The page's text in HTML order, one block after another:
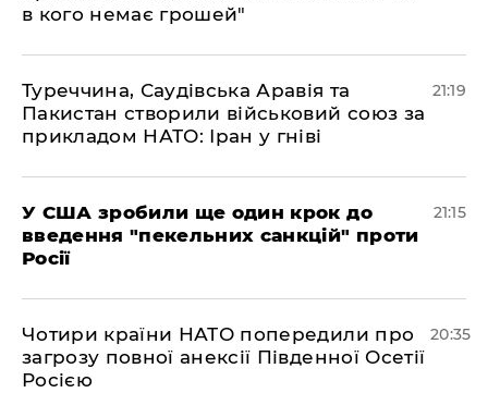
в кого немає грошей"
​Туреччина, Саудівська Аравія та
Пакистан створили військовий союз за
прикладом НАТО: Іран у гніві
21:19
​У США зробили ще один крок до
введення "пекельних санкцій" проти
Росії
21:15
​Чотири країни НАТО попередили про
загрозу повної анексії Південної Осетії
Росією
20:35